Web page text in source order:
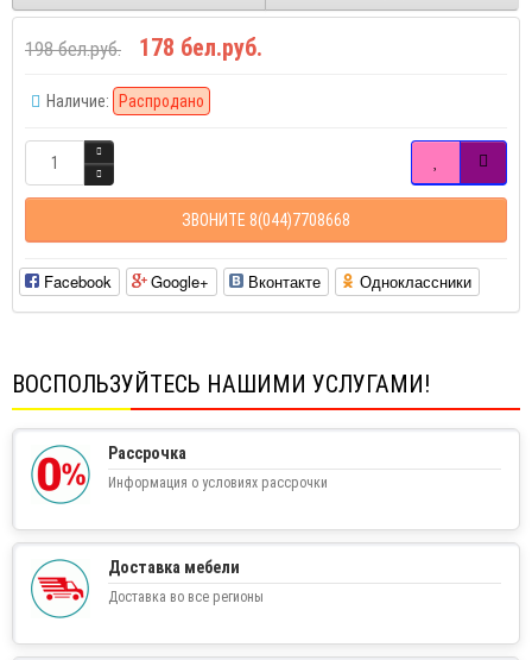
198 бел.руб. 178 бел.руб.
Наличие: Распродано
ЗВОНИТЕ 8(044)7708668
Facebook Google+ Вконтакте Одноклассники
ВОСПОЛЬЗУЙТЕСЬ НАШИМИ УСЛУГАМИ!
Рассрочка
Информация о условиях рассрочки
Доставка мебели
Доставка во все регионы